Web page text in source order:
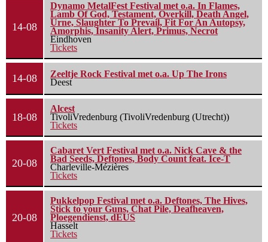
14-08
Dynamo MetalFest Festival met o.a. In Flames,
Lamb Of God, Testament, Overkill, Death Angel,
Urne, Slaughter To Prevail, Fit For An Autopsy,
Amorphis, Insanity Alert, Primus, Necrot
Eindhoven
Tickets
14-08
Zeeltje Rock Festival met o.a. Up The Irons
Deest
18-08
Alcest
TivoliVredenburg (TivoliVredenburg (Utrecht))
Tickets
20-08
Cabaret Vert Festival met o.a. Nick Cave & the
Bad Seeds, Deftones, Body Count feat. Ice-T
Charleville-Mézières
Tickets
20-08
Pukkelpop Festival met o.a. Deftones, The Hives,
Stick to your Guns, Chat Pile, Deafheaven,
Ploegendienst, dEUS
Hasselt
Tickets